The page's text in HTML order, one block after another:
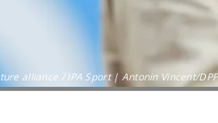
alliance / IPA Sport | Antonin Vincent/